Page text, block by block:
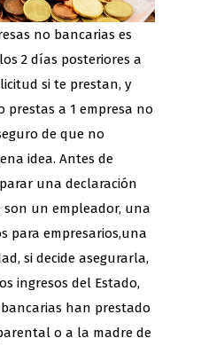
no bancarias es
2 días posteriores a
si te prestan, y
prestas a 1 empresa no
de que no
idea. Antes de
una declaración
son un empleador, una
para empresarios,una
si decide asegurarla,
ingresos del Estado,
han prestado
o a la madre de